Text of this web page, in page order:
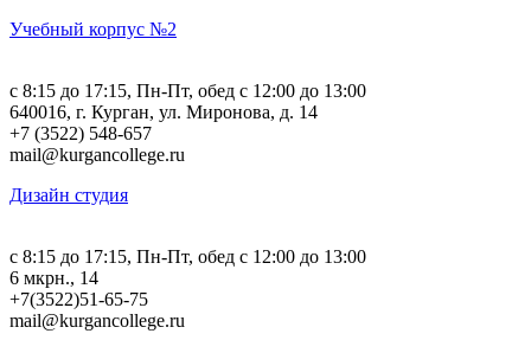
Учебный корпус №2
c 8:15 до 17:15, Пн-Пт, обед с 12:00 до 13:00
640016, г. Курган, ул. Миронова, д. 14
+7 (3522) 548-657
mail@kurgancollege.ru
Дизайн студия
c 8:15 до 17:15, Пн-Пт, обед с 12:00 до 13:00
6 мкрн., 14
+7(3522)51-65-75
mail@kurgancollege.ru